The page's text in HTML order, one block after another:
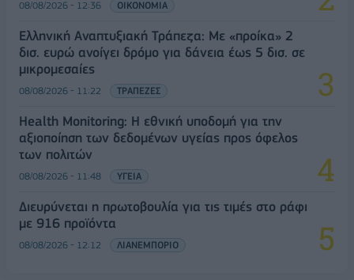
08/08/2026 - 12:36 ΟΙΚΟΝΟΜΙΑ
Ελληνική Αναπτυξιακή Τράπεζα: Με «προίκα» 2
δισ. ευρώ ανοίγει δρόμο για δάνεια έως 5 δισ. σε
μικρομεσαίες
08/08/2026 - 11:22 ΤΡΑΠΕΖΕΣ
Health Monitoring: Η εθνική υποδομή για την
αξιοποίηση των δεδομένων υγείας προς όφελος
των πολιτών
08/08/2026 - 11:48 ΥΓΕΙΑ
Διευρύνεται η πρωτοβουλία για τις τιμές στο ράφι
με 916 προϊόντα
08/08/2026 - 12:12 ΛΙΑΝΕΜΠΟΡΙΟ